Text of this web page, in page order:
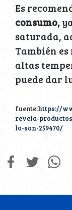
Es
consumo,
saturada,
También
altas
puede dar
fuente:https://
revela-
lo-son-259470/